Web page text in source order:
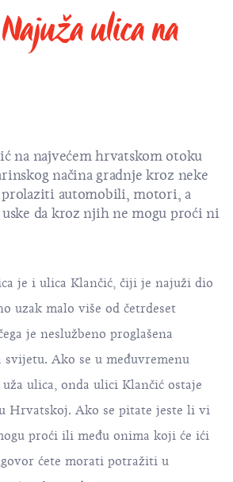
ulica na
na najvećem hrvatskom otoku
načina gradnje kroz neke
prolaziti automobili, motori, a
da kroz njih ne mogu proći ni
je i ulica Klančić, čiji je najuži dio
uzak malo više od četrdeset
je neslužbeno proglašena
Ako se u međuvremenu
ulica, onda ulici Klančić ostaje
Hrvatskoj. Ako se pitate jeste li vi
proći ili među onima koji će ići
ćete morati potražiti u